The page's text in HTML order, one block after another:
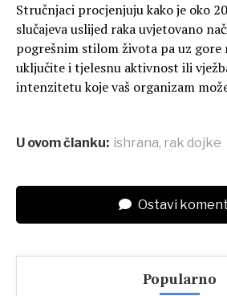
Stručnjaci procjenjuju kako je oko
slučajeva uslijed raka uvjetovano
pogrešnim stilom života pa uz gore
uključite i tjelesnu aktivnost ili
intenzitetu koje vaš organizam
U ovom članku: ishrana, rak dojke
Ostavi
Popularno